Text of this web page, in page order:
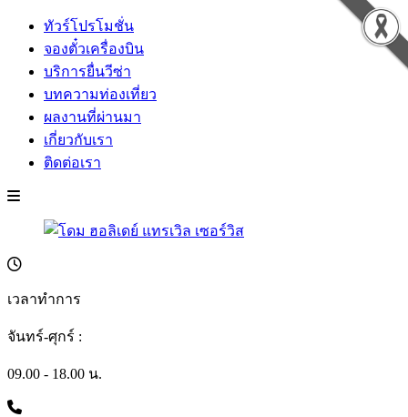
ทัวร์โปรโมชั่น
จองตั๋วเครื่องบิน
บริการยื่นวีซ่า
บทความท่องเที่ยว
ผลงานที่ผ่านมา
เกี่ยวกับเรา
ติดต่อเรา
เวลาทำการ
จันทร์-ศุกร์ :
09.00 - 18.00 น.